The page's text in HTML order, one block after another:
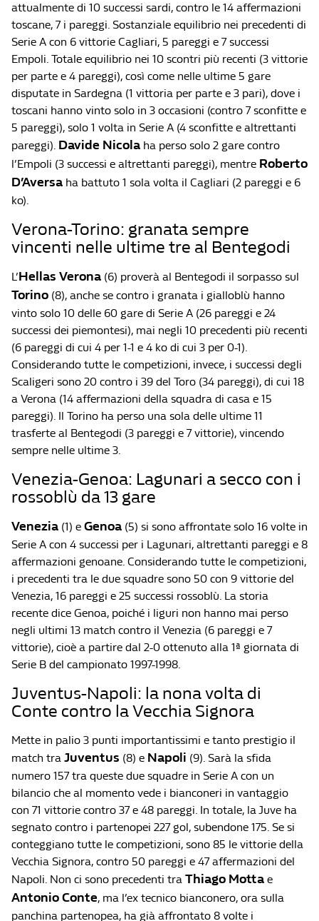
attualmente di 10 successi sardi, contro le 14 affermazioni
toscane, 7 i pareggi. Sostanziale equilibrio nei precedenti di
Serie A con 6 vittorie Cagliari, 5 pareggi e 7 successi
Empoli. Totale equilibrio nei 10 scontri più recenti (3 vittorie
per parte e 4 pareggi), così come nelle ultime 5 gare
disputate in Sardegna (1 vittoria per parte e 3 pari), dove i
toscani hanno vinto solo in 3 occasioni (contro 7 sconfitte e
5 pareggi), solo 1 volta in Serie A (4 sconfitte e altrettanti
pareggi). Davide Nicola ha perso solo 2 gare contro
l’Empoli (3 successi e altrettanti pareggi), mentre Roberto
D’Aversa ha battuto 1 sola volta il Cagliari (2 pareggi e 6
ko).
Verona-Torino: granata sempre
vincenti nelle ultime tre al Bentegodi
L’Hellas Verona (6) proverà al Bentegodi il sorpasso sul
Torino (8), anche se contro i granata i gialloblù hanno
vinto solo 10 delle 60 gare di Serie A (26 pareggi e 24
successi dei piemontesi), mai negli 10 precedenti più recenti
(6 pareggi di cui 4 per 1-1 e 4 ko di cui 3 per 0-1).
Considerando tutte le competizioni, invece, i successi degli
Scaligeri sono 20 contro i 39 del Toro (34 pareggi), di cui 18
a Verona (14 affermazioni della squadra di casa e 15
pareggi). Il Torino ha perso una sola delle ultime 11
trasferte al Bentegodi (3 pareggi e 7 vittorie), vincendo
sempre nelle ultime 3.
Venezia-Genoa: Lagunari a secco con i
rossoblù da 13 gare
Venezia (1) e Genoa (5) si sono affrontate solo 16 volte in
Serie A con 4 successi per i Lagunari, altrettanti pareggi e 8
affermazioni genoane. Considerando tutte le competizioni,
i precedenti tra le due squadre sono 50 con 9 vittorie del
Venezia, 16 pareggi e 25 successi rossoblù. La storia
recente dice Genoa, poiché i liguri non hanno mai perso
negli ultimi 13 match contro il Venezia (6 pareggi e 7
vittorie), cioè a partire dal 2-0 ottenuto alla 1ª giornata di
Serie B del campionato 1997-1998.
Juventus-Napoli: la nona volta di
Conte contro la Vecchia Signora
Mette in palio 3 punti importantissimi e tanto prestigio il
match tra Juventus (8) e Napoli (9). Sarà la sfida
numero 157 tra queste due squadre in Serie A con un
bilancio che al momento vede i bianconeri in vantaggio
con 71 vittorie contro 37 e 48 pareggi. In totale, la Juve ha
segnato contro i partenopei 227 gol, subendone 175. Se si
conteggiano tutte le competizioni, sono 85 le vittorie della
Vecchia Signora, contro 50 pareggi e 47 affermazioni del
Napoli. Non ci sono precedenti tra Thiago Motta e
Antonio Conte, ma l’ex tecnico bianconero, ora sulla
panchina partenopea, ha già affrontato 8 volte i